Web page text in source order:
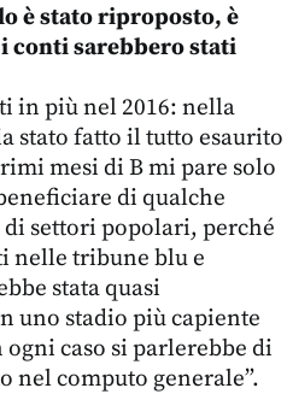
è stato riproposto, è
i conti sarebbero stati
in più nel 2016: nella
stato fatto il tutto esaurito
mesi di B mi pare solo
di qualche
settori popolari, perché
nelle tribune blu e
stata quasi
uno stadio più capiente
caso si parlerebbe di
computo generale”.